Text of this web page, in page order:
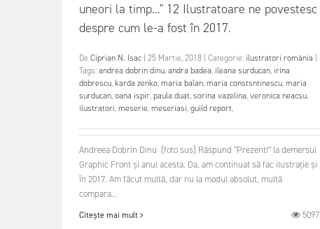
uneori la timp..." 12 Ilustratoare ne povestesc
despre cum le-a fost în 2017.
De Ciprian N. Isac 25 Martie, 2018 Categorie: ilustratori românia
Tags:andrea dobrin dinu,andra badea, ileana surducan, irina
dobrescu,karda zenko,maria balan,maria constsntinescu,maria
surducan,oana ispir,paula duat,sorina vazelina,veronica neacsu,
ilustratori,meserie,meseriasi,guild report,
Andreea Dobrin Dinu (foto sus) Răspund “Prezent!” la demersul
Graphic Front și anul acesta. Da, am continuat să fac ilustrație și
în 2017. Am făcut multă, dar nu la modul absolut, multă
compara...
Citește mai mult 5097